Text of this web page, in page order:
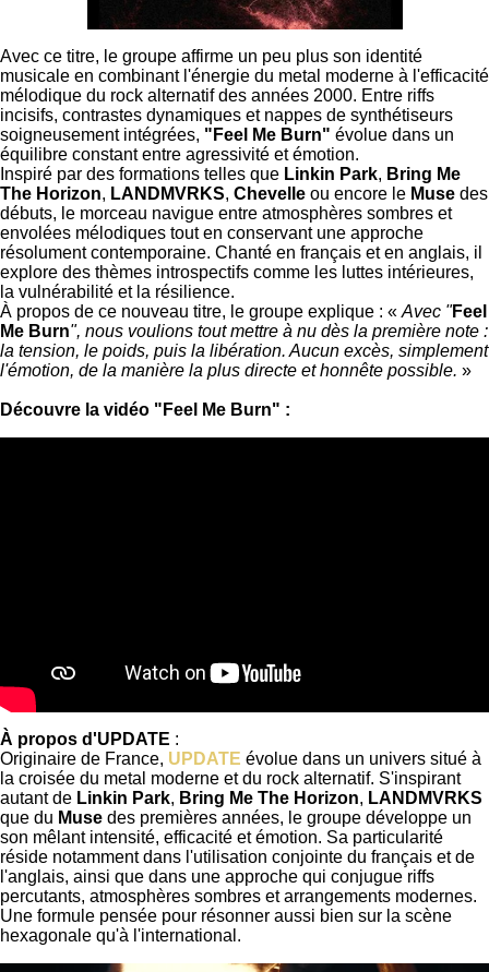
Avec ce titre, le groupe affirme un peu plus son identité
musicale en combinant l'énergie du metal moderne à l'efficacité
mélodique du rock alternatif des années 2000. Entre riffs
incisifs, contrastes dynamiques et nappes de synthétiseurs
soigneusement intégrées, "Feel Me Burn" évolue dans un
équilibre constant entre agressivité et émotion.
Inspiré par des formations telles que Linkin Park, Bring Me
The Horizon, LANDMVRKS, Chevelle ou encore le Muse des
débuts, le morceau navigue entre atmosphères sombres et
envolées mélodiques tout en conservant une approche
résolument contemporaine. Chanté en français et en anglais, il
explore des thèmes introspectifs comme les luttes intérieures,
la vulnérabilité et la résilience.
À propos de ce nouveau titre, le groupe explique : « Avec "Feel
Me Burn", nous voulions tout mettre à nu dès la première note :
la tension, le poids, puis la libération. Aucun excès, simplement
l'émotion, de la manière la plus directe et honnête possible. »
Découvre la vidéo "Feel Me Burn" :
À propos d'UPDATE :
Originaire de France, UPDATE évolue dans un univers situé à
la croisée du metal moderne et du rock alternatif. S'inspirant
autant de Linkin Park, Bring Me The Horizon, LANDMVRKS
que du Muse des premières années, le groupe développe un
son mêlant intensité, efficacité et émotion. Sa particularité
réside notamment dans l'utilisation conjointe du français et de
l'anglais, ainsi que dans une approche qui conjugue riffs
percutants, atmosphères sombres et arrangements modernes.
Une formule pensée pour résonner aussi bien sur la scène
hexagonale qu'à l'international.